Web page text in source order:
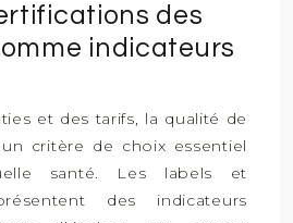
des
indicateurs
et des tarifs, la qualité de
critère de choix essentiel
santé. Les labels et
des indicateurs